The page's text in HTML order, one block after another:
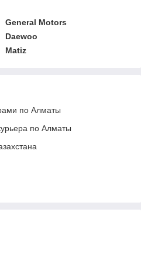
General Motors
Daewoo
Matiz
по Алматы
по Алматы